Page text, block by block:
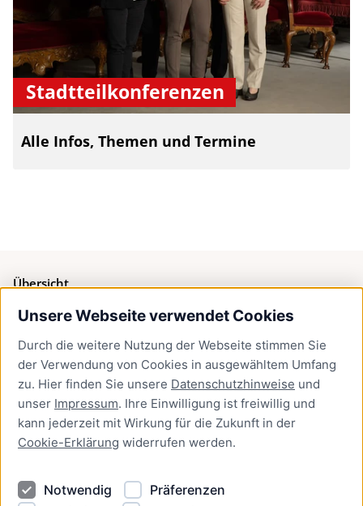
Unsere Webseite verwendet Cookies
Durch die weitere Nutzung der Webseite stimmen Sie
der Verwendung von Cookies in ausgewähltem Umfang
zu. Hier finden Sie unsere Datenschutzhinweise und
unser Impressum. Ihre Einwilligung ist freiwillig und
kann jederzeit mit Wirkung für die Zukunft in der
Cookie-Erklärung widerrufen werden.
Notwendig
Präferenzen
Stadtteilkonferenzen
Alle Infos, Themen und Termine
Übersicht
Bürgerservice
Presse
Newsletter Lübeck:kompakt
Kontakt
Kontakt
Datenschutzhinweise